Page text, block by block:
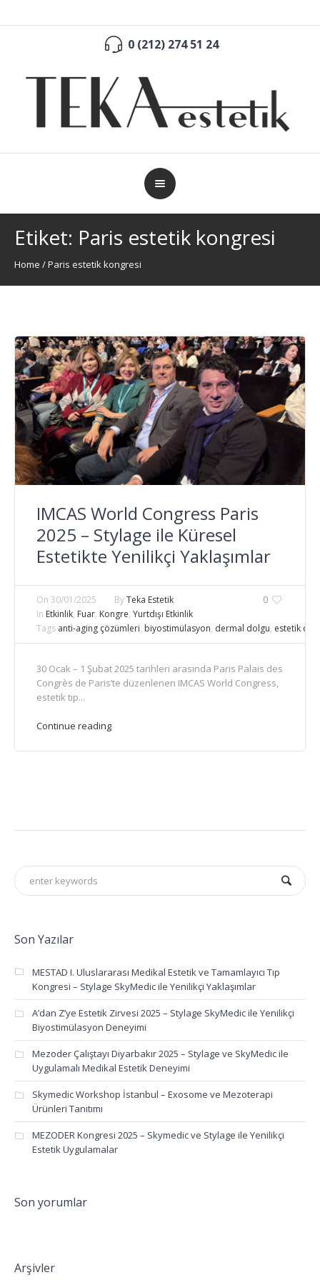
0 (212) 274 51 24
Etiket: Paris estetik kongresi
Home /Paris estetik kongresi
IMCAS World Congress Paris
2025 – Stylage ile Küresel
Estetikte Yenilikçi Yaklaşımlar
0
On 30/01/2025 ByTeka Estetik
In Etkinlik, Fuar, Kongre, Yurtdışı Etkinlik
Tags anti-aging çözümleri, biyostimülasyon, dermal dolgu, estetik
30 Ocak – 1 Şubat 2025 tarihleri arasında Paris Palais des
Congrès de Paris’te düzenlenen IMCAS World Congress,
estetik tıp...
Continue reading
Son Yazılar
MESTAD I. Uluslararası Medikal Estetik ve Tamamlayıcı Tıp
Kongresi – Stylage SkyMedic ile Yenilikçi Yaklaşımlar
A’dan Z’ye Estetik Zirvesi 2025 – Stylage SkyMedic ile Yenilikçi
Biyostimülasyon Deneyimi
Mezoder Çalıştayı Diyarbakır 2025 – Stylage ve SkyMedic ile
Uygulamalı Medikal Estetik Deneyimi
Skymedic Workshop İstanbul – Exosome ve Mezoterapi
Ürünleri Tanıtımı
MEZODER Kongresi 2025 – Skymedic ve Stylage ile Yenilikçi
Estetik Uygulamalar
Son yorumlar
Arşivler